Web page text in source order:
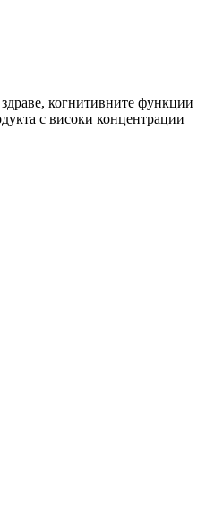
когнитивните функции
с високи концентрации